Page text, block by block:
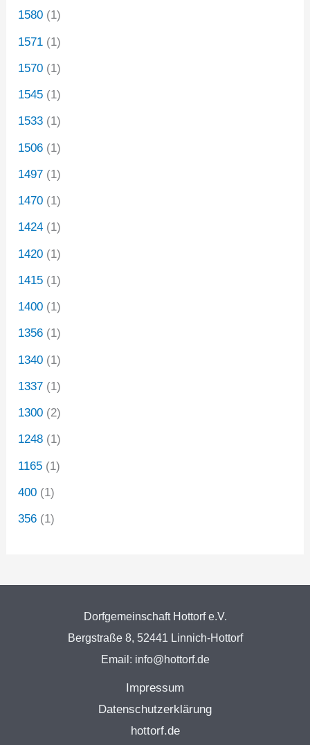
1580 (1)
1571 (1)
1570 (1)
1545 (1)
1533 (1)
1506 (1)
1497 (1)
1470 (1)
1424 (1)
1420 (1)
1415 (1)
1400 (1)
1356 (1)
1340 (1)
1337 (1)
1300 (2)
1248 (1)
1165 (1)
400 (1)
356 (1)
Dorfgemeinschaft Hottorf e.V.
Bergstraße 8, 52441 Linnich-Hottorf
Email: info@hottorf.de
Impressum
Datenschutzerklärung
hottorf.de